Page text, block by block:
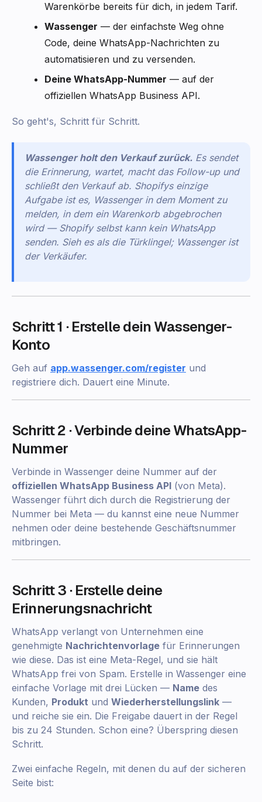
Warenkörbe bereits für dich, in jedem Tarif.
Wassenger — der einfachste Weg ohne
Code, deine WhatsApp-Nachrichten zu
automatisieren und zu versenden.
Deine WhatsApp-Nummer — auf der
offiziellen WhatsApp Business API.
So geht's, Schritt für Schritt.
Wassenger holt den Verkauf zurück. Es sendet
die Erinnerung, wartet, macht das Follow-up und
schließt den Verkauf ab. Shopifys einzige
Aufgabe ist es, Wassenger in dem Moment zu
melden, in dem ein Warenkorb abgebrochen
wird — Shopify selbst kann kein WhatsApp
senden. Sieh es als die Türklingel; Wassenger ist
der Verkäufer.
Schritt 1 · Erstelle dein Wassenger-
Konto
Geh auf app.wassenger.com/register und
registriere dich. Dauert eine Minute.
Schritt 2 · Verbinde deine WhatsApp-
Nummer
Verbinde in Wassenger deine Nummer auf der
offiziellen WhatsApp Business API (von Meta).
Wassenger führt dich durch die Registrierung der
Nummer bei Meta — du kannst eine neue Nummer
nehmen oder deine bestehende Geschäftsnummer
mitbringen.
Schritt 3 · Erstelle deine
Erinnerungsnachricht
WhatsApp verlangt von Unternehmen eine
genehmigte Nachrichtenvorlage für Erinnerungen
wie diese. Das ist eine Meta-Regel, und sie hält
WhatsApp frei von Spam. Erstelle in Wassenger eine
einfache Vorlage mit drei Lücken — Name des
Kunden, Produkt und Wiederherstellungslink —
und reiche sie ein. Die Freigabe dauert in der Regel
bis zu 24 Stunden. Schon eine? Überspring diesen
Schritt.
Zwei einfache Regeln, mit denen du auf der sicheren
Seite bist: